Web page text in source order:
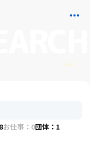
お仕事：0団体：1